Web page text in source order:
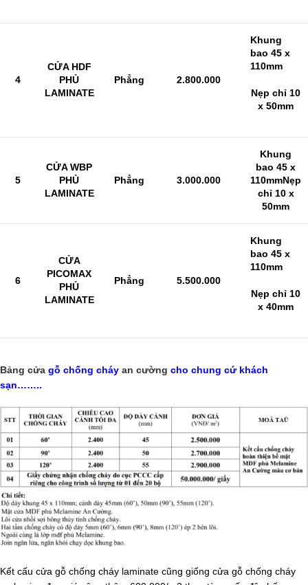
4
CỬA HDF
PHỦ
LAMINATE
Phẳng 2.800.000
Khung
bao 45 x
110mm
Nẹp chỉ 10
x 50mm
5
CỬA WBP
PHỦ
LAMINATE
Phẳng 3.000.000
Khung
bao 45 x
110mmNẹp
chỉ 10 x
50mm
6
CỬA
PICOMAX
PHỦ
LAMINATE
Phẳng 5.500.000
Khung
bao 45 x
110mm
Nẹp chỉ 10
x 40mm
Bảng cửa gỗ chống cháy an cường cho chung cứ khách
sạn……..
Kết cấu cửa gỗ chống cháy laminate cũng giống cửa gỗ chống cháy